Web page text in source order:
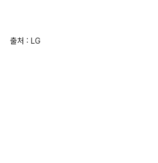
출처 : LG